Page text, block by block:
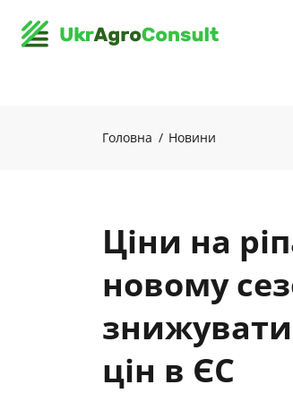
Головна Новини
Ціни на
новому
цін в ЄС